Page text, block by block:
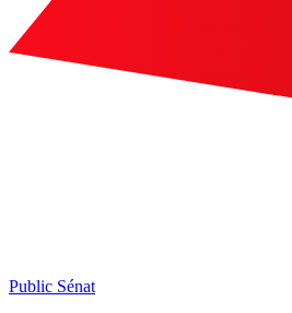
Public Sénat